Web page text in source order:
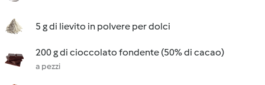
5 g di lievito in polvere per dolci
200 g di cioccolato fondente (50% di cacao)
a pezzi